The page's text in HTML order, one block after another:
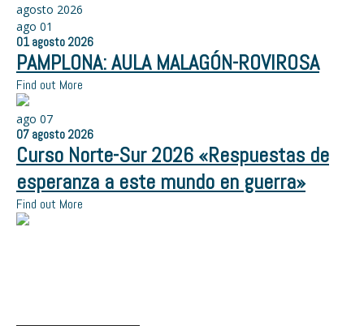
agosto 2026
ago 01
01 agosto 2026
PAMPLONA: AULA MALAGÓN-ROVIROSA
Find out More
ago 07
07 agosto 2026
Curso Norte-Sur 2026 «Respuestas de
esperanza a este mundo en guerra»
Find out More